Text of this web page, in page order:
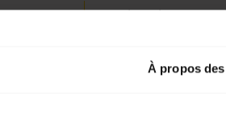
À propos
Applis Jabra
Support pour